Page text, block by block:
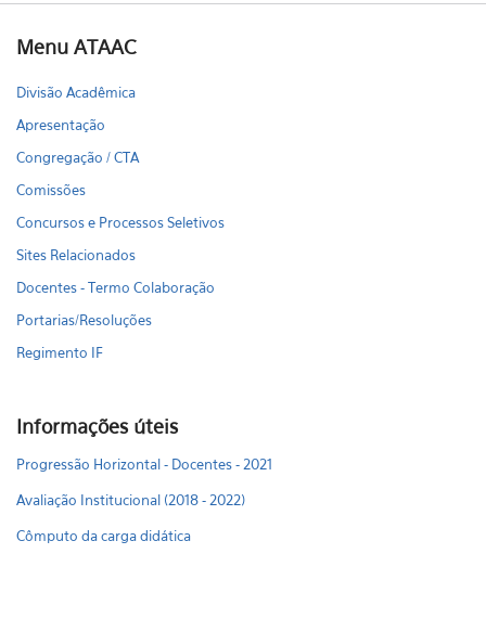
Menu ATAAC
Divisão Acadêmica
Apresentação
Congregação / CTA
Comissões
Concursos e Processos Seletivos
Sites Relacionados
Docentes - Termo Colaboração
Portarias/Resoluções
Regimento IF
Informações úteis
Progressão Horizontal - Docentes - 2021
Avaliação Institucional (2018 - 2022)
Cômputo da carga didática